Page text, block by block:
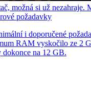
možná si už nezahraje.
požadavky
i doporučené
RAM vyskočilo ze 2
na 12 GB.